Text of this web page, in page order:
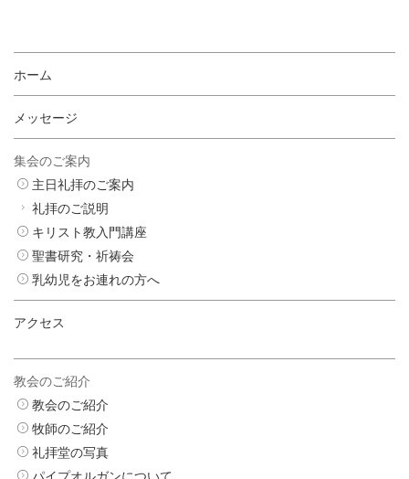
ホーム
メッセージ
集会のご案内
主日礼拝のご案内
礼拝のご説明
キリスト教入門講座
聖書研究・祈祷会
乳幼児をお連れの方へ
アクセス
教会のご紹介
教会のご紹介
牧師のご紹介
礼拝堂の写真
パイプオルガンについて